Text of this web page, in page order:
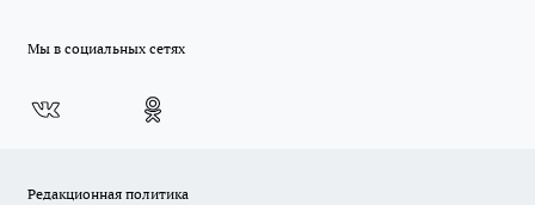
Мы в социальных сетях
Редакционная политика